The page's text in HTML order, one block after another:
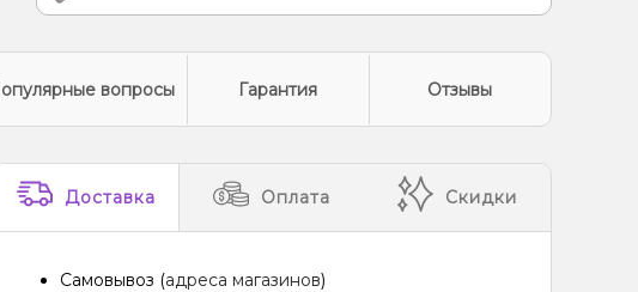
вопросы Гарантия Отзывы
Доставка Оплата Скидки
Самовывоз (адреса магазинов)